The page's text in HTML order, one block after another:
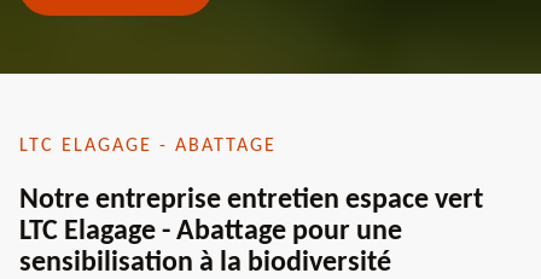
LTC ELAGAGE - ABATTAGE
Notre entreprise entretien espace vert
LTC Elagage - Abattage pour une
sensibilisation à la biodiversité